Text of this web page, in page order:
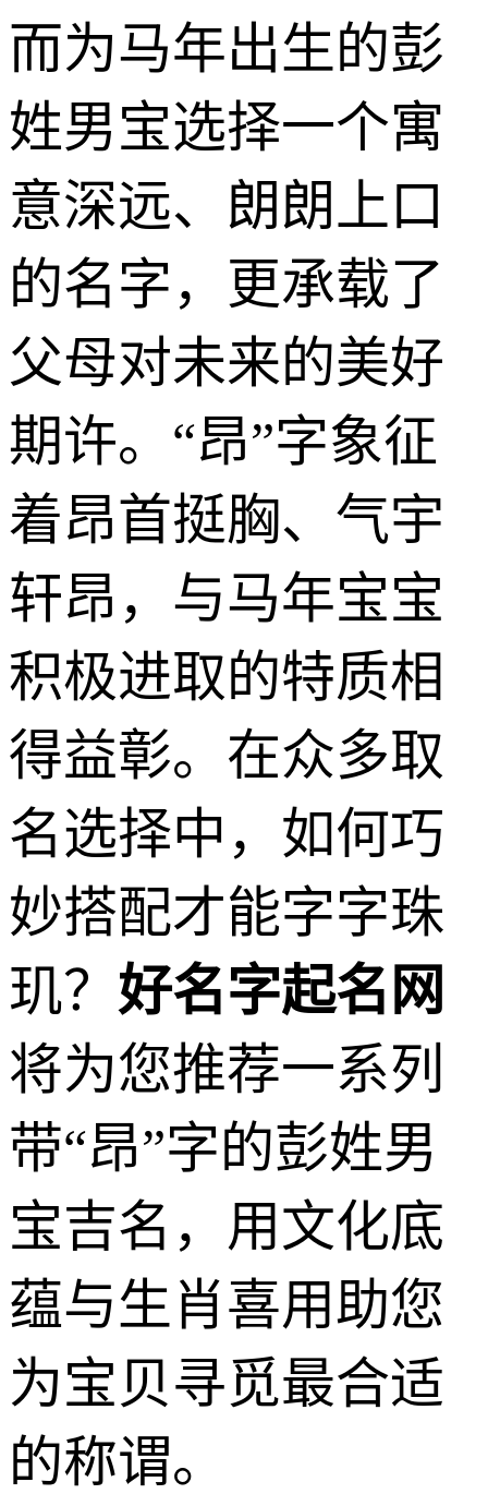
而为马年出生的彭
姓男宝选择一个寓
意深远、朗朗上口
的名字，更承载了
父母对未来的美好
期许。“昂”字象征
着昂首挺胸、气宇
轩昂，与马年宝宝
积极进取的特质相
得益彰。在众多取
名选择中，如何巧
妙搭配才能字字珠
玑？ 好名字起名网
将为您推荐一系列
带“昂”字的彭姓男
宝吉名，用文化底
蕴与生肖喜用助您
为宝贝寻觅最合适
的称谓。